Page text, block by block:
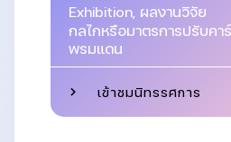
Exhibition, ผลงานวิจัย
กลไกหรือมาตรการปรับค
พรมแดน
เข้าชมนิทรรศการ